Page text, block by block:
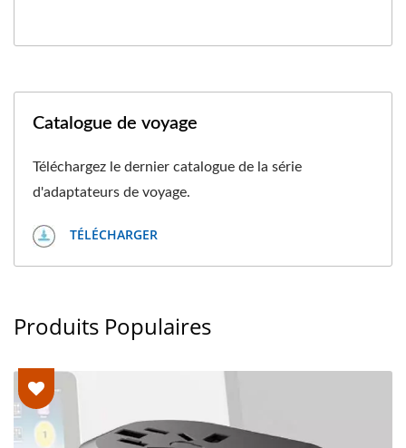
Catalogue de voyage
Téléchargez le dernier catalogue de la série
d'adaptateurs de voyage.
TÉLÉCHARGER
Produits Populaires